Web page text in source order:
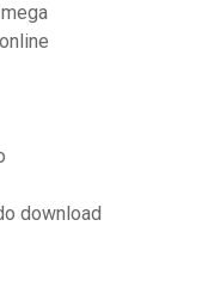
download